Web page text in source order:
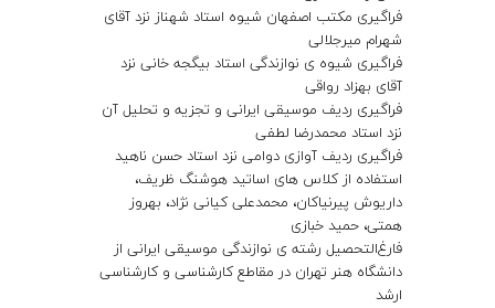
فراگیری مکتب اصفهان شیوه استاد شهناز نزد آقای
شهرام میرجلالی
فراگیری شیوه ی نوازندگی استاد بیگجه خانی نزد
آقای بهزاد رواقی
فراگیری ردیف موسیقی ایرانی و تجزیه و تحلیل آن
نزد استاد محمدرضا لطفی
فراگیری ردیف آوازی دوامی نزد استاد حسن ناهید
استفاده از کلاس های اساتید هوشنگ ظریف،
داریوش پیرنیاکان، محمدعلی کیانی نژاد، بهروز
همتی، حمید خبازی
فارغ‌التحصیل رشته ی نوازندگی موسیقی ایرانی از
دانشگاه هنر تهران در مقاطع کارشناسی و کارشناسی
ارشد